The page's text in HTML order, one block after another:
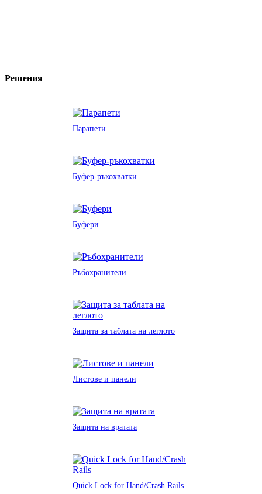
Решения
Парапети
Буфер-ръкохватки
Буфери
Ръбохранители
Защита за таблата на леглото
Листове и панели
Защита на вратата
Quick Lock for Hand/Crash Rails